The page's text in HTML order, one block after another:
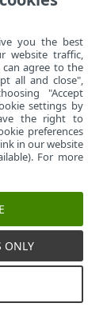
súbory cookie
súborov
you the best
website traffic,
can agree to the
all and close",
"Accept
settings by
the right to
preferences
in our website
For more
ONLY